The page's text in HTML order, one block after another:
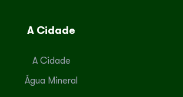
A Cidade
A Cidade
Água Mineral